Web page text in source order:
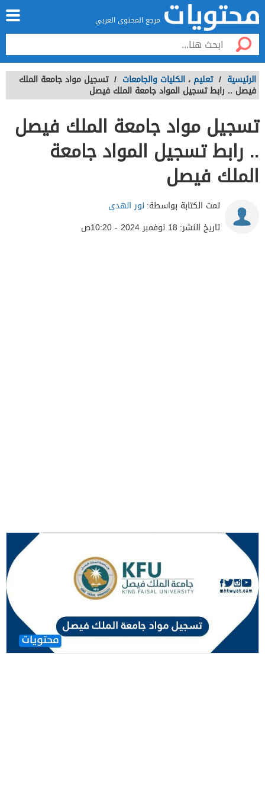
مرجع المحتوى العربي
الرئيسية / تعليم ، الكليات والجامعات / تسجيل مواد جامعة الملك
فيصل .. رابط تسجيل المواد جامعة الملك فيصل
تسجيل مواد جامعة الملك فيصل
.. رابط تسجيل المواد جامعة
الملك فيصل
تمت الكتابة بواسطة: نور الهدى
تاريخ النشر: 18 نوفمبر 2024 - 10:20ص